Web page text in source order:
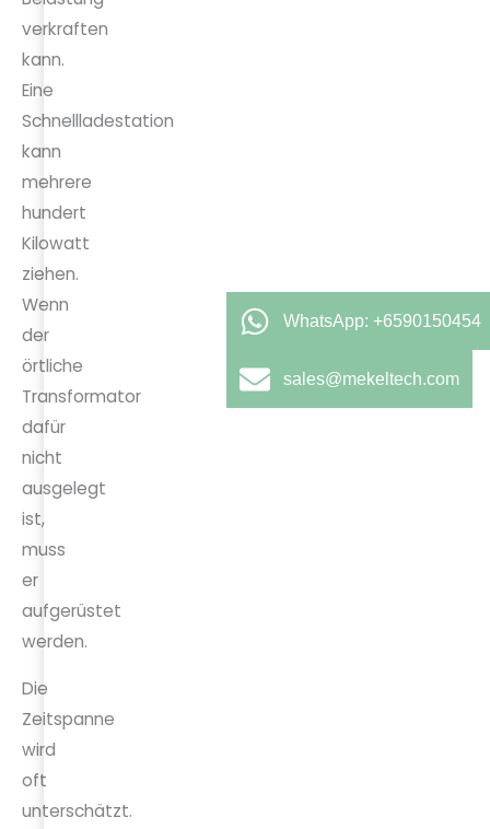
verkraften
kann.
Eine
Schnellladestation
kann
mehrere
hundert
Kilowatt
ziehen.
Wenn
der
örtliche
Transformator
dafür
nicht
ausgelegt
ist,
muss
er
aufgerüstet
werden.
Die
Zeitspanne
wird
oft
unterschätzt.
WhatsApp: +6590150454
sales@mekeltech.com